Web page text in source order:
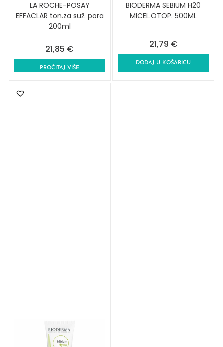
LA ROCHE-POSAY
EFFACLAR ton.za suž. pora
200ml
21,85 €
PROČITAJ VIŠE
BIODERMA SEBIUM H20
MICEL.OTOP. 500ML
21,79 €
DODAJ U KOŠARICU